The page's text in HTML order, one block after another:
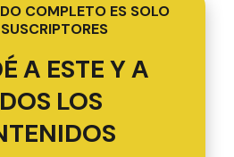
COMPLETO ES SOLO
A ESTE Y A
LOS